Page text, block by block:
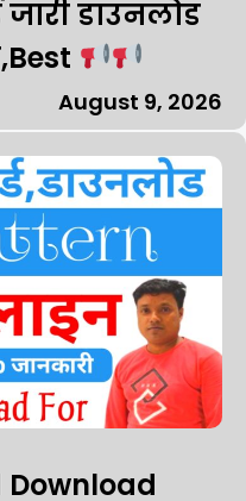
डाउनलोड
August 9, 2026